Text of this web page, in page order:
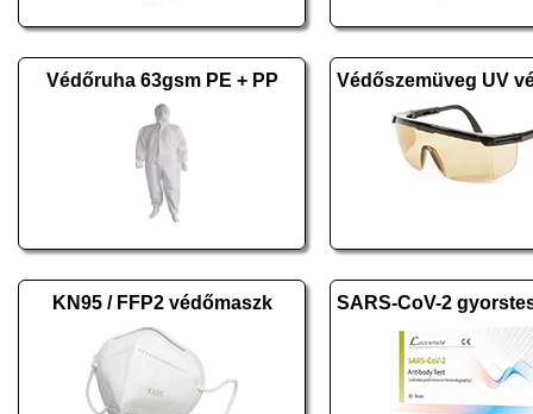
Védőruha 63gsm PE + PP
KN95 / FFP2 védőmaszk